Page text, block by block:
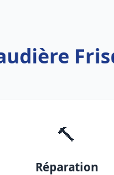
🔨
Réparation